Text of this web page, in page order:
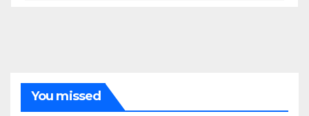
You missed